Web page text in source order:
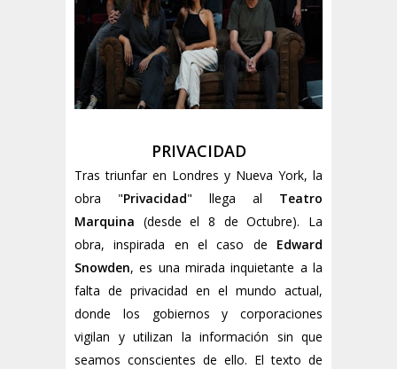
PRIVACIDAD
Tras triunfar en Londres y Nueva York, la
obra "Privacidad" llega al Teatro
Marquina (desde el 8 de Octubre). La
obra, inspirada en el caso de Edward
Snowden, es una mirada inquietante a la
falta de privacidad en el mundo actual,
donde los gobiernos y corporaciones
vigilan y utilizan la información sin que
seamos conscientes de ello. El texto de